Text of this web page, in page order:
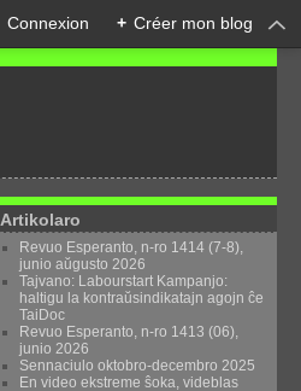
Connexion + Créer mon blog
Artikolaro
Revuo Esperanto, n-ro 1414 (7-8),
junio aŭgusto 2026
Tajvano: Labourstart Kampanjo:
haltigu la kontraŭsindikatajn agojn ĉe
TaiDoc
Revuo Esperanto, n-ro 1413 (06),
junio 2026
Sennaciulo oktobro-decembro 2025
En video ekstreme ŝoka, videblas